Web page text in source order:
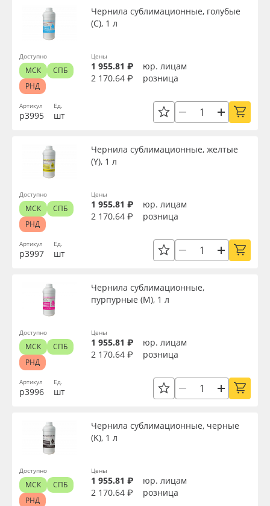
Orajet 3640
Плёнка монтажная Oratape
ПЭТ листовой
Баннер
Заготовки для сувениров
Артикул
р3995
Чернила сублимационные, голубые
(C), 1 л
Ед.
шт
Цены
1 955.81 ₽
юр. лицам
2 170.64 ₽
розница
Доступно
МСК
СПБ
РНД
Артикул
р3997
Чернила сублимационные, желтые
(Y), 1 л
Ед.
шт
Цены
1 955.81 ₽
юр. лицам
2 170.64 ₽
розница
Доступно
МСК
СПБ
РНД
Артикул
р3996
Чернила сублимационные,
пурпурные (M), 1 л
Ед.
шт
Цены
1 955.81 ₽
юр. лицам
2 170.64 ₽
розница
Доступно
МСК
СПБ
РНД
Чернила сублимационные, черные
(K), 1 л
Цены
1 955.81 ₽
юр. лицам
2 170.64 ₽
розница
Доступно
МСК
СПБ
РНД